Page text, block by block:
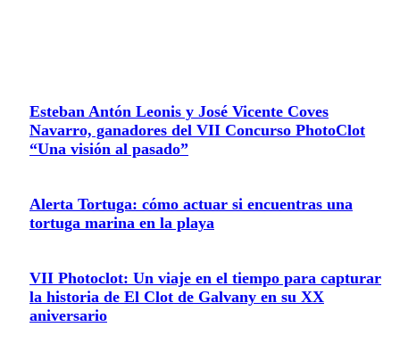
Esteban Antón Leonis y José Vicente Coves
Navarro, ganadores del VII Concurso PhotoClot
“Una visión al pasado”
Alerta Tortuga: cómo actuar si encuentras una
tortuga marina en la playa
VII Photoclot: Un viaje en el tiempo para capturar
la historia de El Clot de Galvany en su XX
aniversario